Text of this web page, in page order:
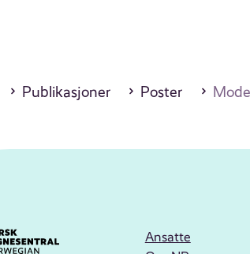
Publikasjoner Poster
Ansatte